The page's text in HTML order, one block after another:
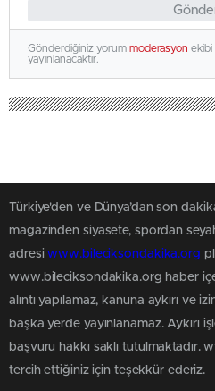
Gönderdiğiniz yorum moderasyon ekibi
yayınlanacaktır.
Türkiye'den ve Dünya’dan son
magazinden siyasete, spordan
adresiwww.bileciksondakika.org
www.bileciksondakika.org haber
alıntı yapılamaz, kanuna aykırı ve
başka yerde yayınlanamaz. Aykırı
başvuru hakkı saklı tutulmaktadır.
tercih ettiğiniz için teşekkür ederiz.